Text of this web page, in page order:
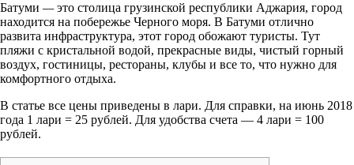
Батуми —это столица грузинской республики Аджария, город
находится на побережье Черного моря. В Батуми отлично
развита инфраструктура, этот город обожают туристы. Тут
пляжи с кристальной водой, прекрасные виды, чистый горный
воздух, гостиницы, рестораны, клубы и все то, что нужно для
комфортного отдыха.
В статье все цены приведены в лари. Для справки, на июнь 2018
года 1 лари = 25 рублей. Для удобства счета — 4 лари = 100
рублей.